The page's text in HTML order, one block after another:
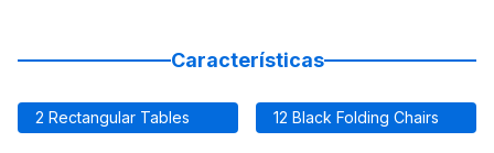
Características
2 Rectangular Tables 12 Black Folding Chairs